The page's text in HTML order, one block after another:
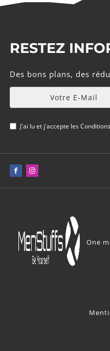
RESTEZ
Des bons plans, des
J'ai lu et j'accepte les
One